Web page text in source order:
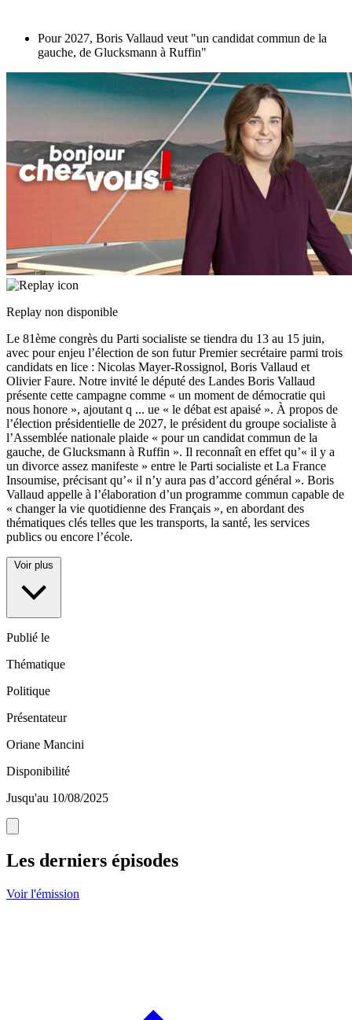
Pour 2027, Boris Vallaud veut "un candidat commun de la
gauche, de Glucksmann à Ruffin"
Replay non disponible
Le 81ème congrès du Parti socialiste se tiendra du 13 au 15 juin,
avec pour enjeu l’élection de son futur Premier secrétaire parmi trois
candidats en lice : Nicolas Mayer-Rossignol, Boris Vallaud et
Olivier Faure. Notre invité le député des Landes Boris Vallaud
présente cette campagne comme « un moment de démocratie qui
nous honore », ajoutant q ... ue « le débat est apaisé ». À propos de
l’élection présidentielle de 2027, le président du groupe socialiste à
l’Assemblée nationale plaide « pour un candidat commun de la
gauche, de Glucksmann à Ruffin ». Il reconnaît en effet qu’« il y a
un divorce assez manifeste » entre le Parti socialiste et La France
Insoumise, précisant qu’« il n’y aura pas d’accord général ». Boris
Vallaud appelle à l’élaboration d’un programme commun capable de
« changer la vie quotidienne des Français », en abordant des
thématiques clés telles que les transports, la santé, les services
publics ou encore l’école.
Voir plus
Publié le
Thématique
Politique
Présentateur
Oriane Mancini
Disponibilité
Jusqu'au 10/08/2025
Les derniers épisodes
Voir l'émission